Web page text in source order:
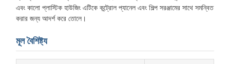
এবং কালো প্লাস্টিক হাউজিং এটিকে কন্ট্রোল প্যানেল এবং শিল্প সরঞ্জামের সাথে সমন্বিত
করার জন্য আদর্শ করে তোলে।
মূল বৈশিষ্ট্য